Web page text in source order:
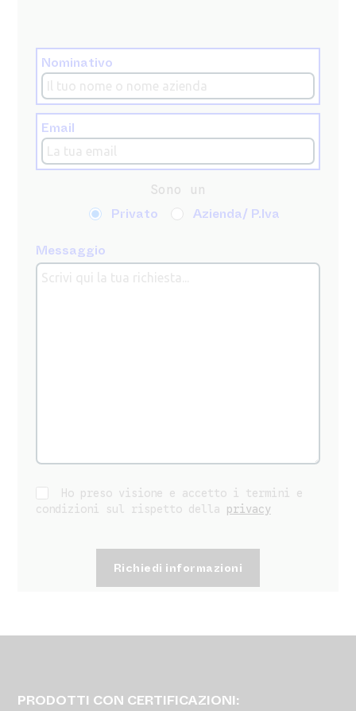
Nominativo
Email
Sono un
Privato
Azienda/ P.Iva
Messaggio
Ho preso visione e accetto i termini e
condizioni sul rispetto della privacy
PRODOTTI CON CERTIFICAZIONI: